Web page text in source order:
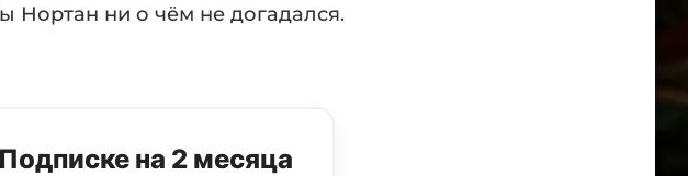
Нортан ни о чём не догадался.
на 2 месяца